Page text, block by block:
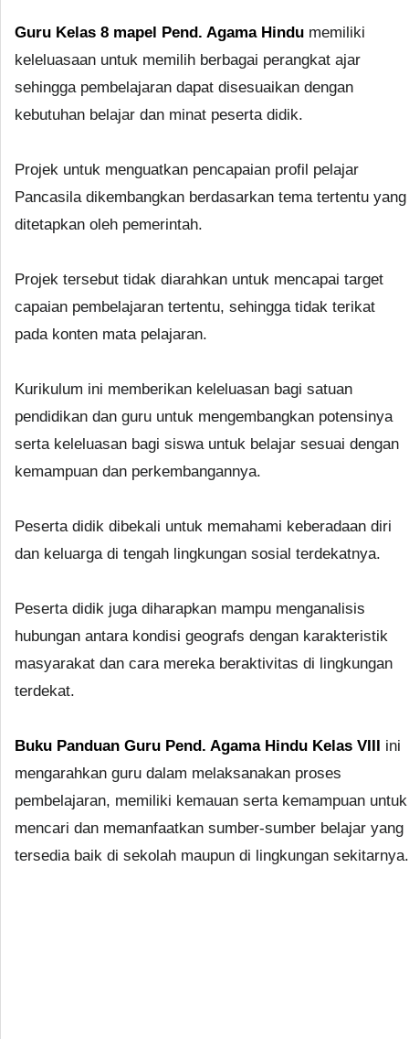
Guru Kelas 8 mapel Pend. Agama Hindu memiliki
keleluasaan untuk memilih berbagai perangkat ajar
sehingga pembelajaran dapat disesuaikan dengan
kebutuhan belajar dan minat peserta didik.
Projek untuk menguatkan pencapaian profil pelajar
Pancasila dikembangkan berdasarkan tema tertentu yang
ditetapkan oleh pemerintah.
Projek tersebut tidak diarahkan untuk mencapai target
capaian pembelajaran tertentu, sehingga tidak terikat
pada konten mata pelajaran.
Kurikulum ini memberikan keleluasan bagi satuan
pendidikan dan guru untuk mengembangkan potensinya
serta keleluasan bagi siswa untuk belajar sesuai dengan
kemampuan dan perkembangannya.
Peserta didik dibekali untuk memahami keberadaan diri
dan keluarga di tengah lingkungan sosial terdekatnya.
Peserta didik juga diharapkan mampu menganalisis
hubungan antara kondisi geografs dengan karakteristik
masyarakat dan cara mereka beraktivitas di lingkungan
terdekat.
Buku Panduan Guru Pend. Agama Hindu Kelas VIII
ini
mengarahkan guru dalam melaksanakan proses
pembelajaran, memiliki kemauan serta kemampuan untuk
mencari dan memanfaatkan sumber-sumber belajar yang
tersedia baik di sekolah maupun di lingkungan sekitarnya.